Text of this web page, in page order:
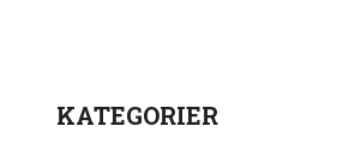
KATEGORIER